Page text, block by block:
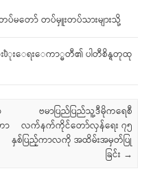
ပ်မတော် တပ်မှူးတပ်သားများသို့
း႐ံုးေရးေကာ္မတီ၏ ပါတီစိန္ရတုထု
ာ
ဗမာပြည်ပြည်သူ့ဒီမိုကရေစီ
လက်နက်ကိုင်တော်လှန်ရေး ၇၅
နှစ်ပြည့်ကာလကို အထိမ်းအမှတ်ပြု
ခြင်း →